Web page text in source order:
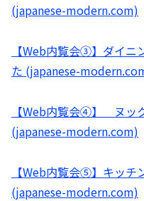
(japanese-modern.com)
【Web内覧会③】ダイニ
た (japanese-
【Web内覧会④】 ヌッ
(japanese-modern.com)
【Web内覧会⑤】キッチ
(japanese-modern.com)